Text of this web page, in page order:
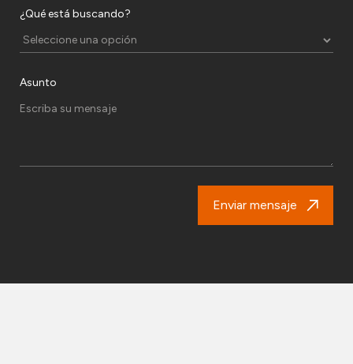
¿Qué está buscando?
Asunto
Enviar mensaje